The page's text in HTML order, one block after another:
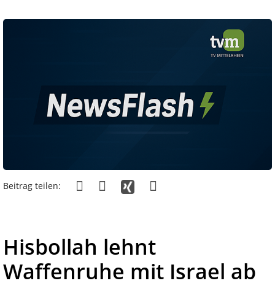
Beitrag teilen:
Hisbollah lehnt
Waffenruhe mit Israel ab